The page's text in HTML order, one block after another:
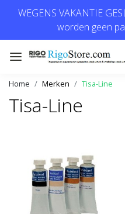
WEGENS VAKANTIE
worden geen
Home Merken Tisa-Line
Tisa-Line